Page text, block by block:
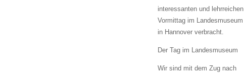
interessanten und lehrreichen
Vormittag im Landesmuseum
in Hannover verbracht.
Der Tag im Landesmuseum
Wir sind mit dem Zug nach